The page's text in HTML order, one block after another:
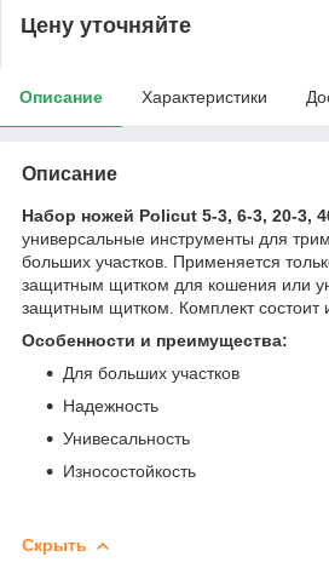
Цену уточняйте
Описание Характеристики
Описание
Набор ножей Policut 5-3, 6-3, 20-3,
универсальные инструменты для
больших участков. Применяется
защитным щитком для кошения или
защитным щитком. Комплект состоит
Особенности и преимущества:
Для больших участков
Надежность
Унивесальность
Износостойкость
Скрыть